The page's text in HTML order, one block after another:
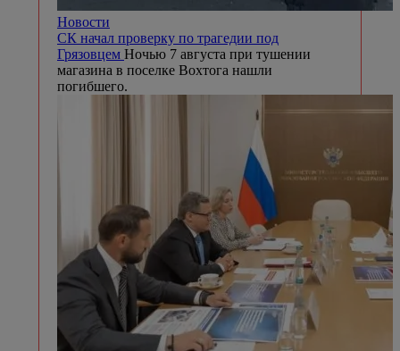
Новости
СК начал проверку по трагедии под
Грязовцем Ночью 7 августа при тушении
магазина в поселке Вохтога нашли
погибшего.